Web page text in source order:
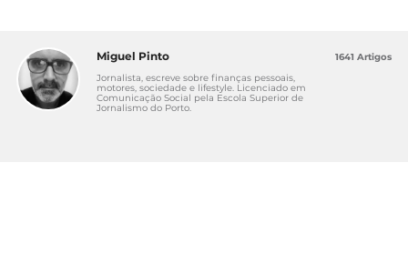
Miguel Pinto
Jornalista, escreve sobre finanças pessoais,
motores, sociedade e lifestyle. Licenciado em
Comunicação Social pela Escola Superior de
Jornalismo do Porto.
1641 Artigos